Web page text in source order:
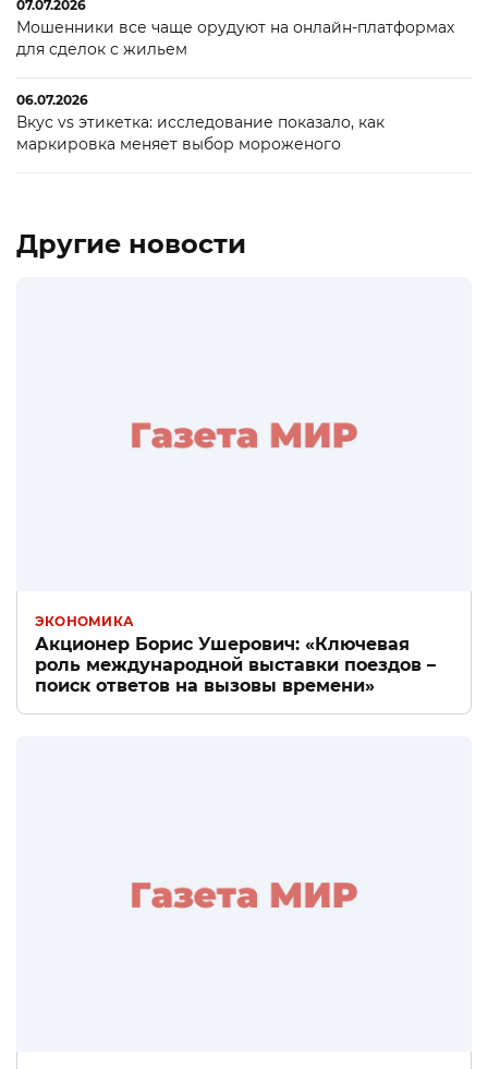
07.07.2026
Мошенники все чаще орудуют на онлайн-платформах
для сделок с жильем
06.07.2026
Вкус vs этикетка: исследование показало, как
маркировка меняет выбор мороженого
Другие новости
ЭКОНОМИКА
Акционер Борис Ушерович: «Ключевая
роль международной выставки поездов –
поиск ответов на вызовы времени»